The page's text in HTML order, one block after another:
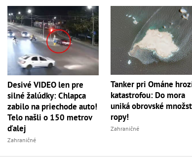
Desivé VIDEO len pre
silné žalúdky: Chlapca
zabilo na priechode auto!
Telo našli o 150 metrov
ďalej
Zahraničné
Tanker pri Ománe
katastrofou: Do mora
uniká obrovské
ropy!
Zahraničné